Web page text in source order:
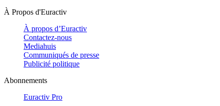
À Propos d'Euractiv
À propos d’Euractiv
Contactez-nous
Mediahuis
Communiqués de presse
Publicité politique
Abonnements
Euractiv Pro